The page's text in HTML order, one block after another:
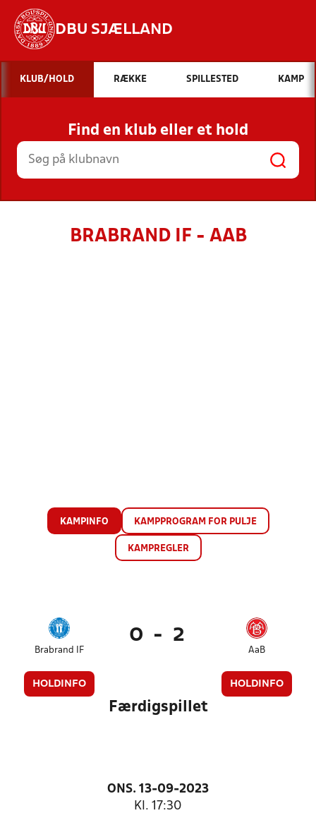
DBU SJÆLLAND
Hvad vil du søge efter?
INDHOLD OG NYHEDER
STILLINGER, RESULTATER, KLUBBER OG
HOLD
KLUB/HOLD RÆKKE SPILLESTED KAMP
Find en klub eller et hold
BRABRAND IF - AAB
KAMPINFO KAMPPROGRAM FOR PULJE
KAMPREGLER
Brabrand IF
HOLDINFO
0 - 2
AaB
HOLDINFO
Færdigspillet
ONS. 13-09-2023
Kl. 17:30